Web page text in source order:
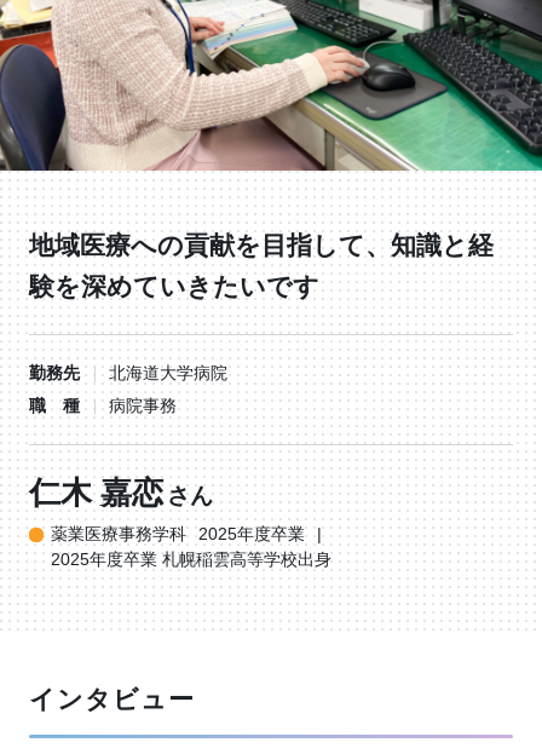
仁木 嘉恋 さん
薬業医療事務学科 2025年度卒業
2025年度卒業 札幌稲雲高等学校出身
地域医療への貢献を目指して、知識と経
験を深めていきたいです
勤務先
北海道大学病院
職 種
病院事務
インタビュー